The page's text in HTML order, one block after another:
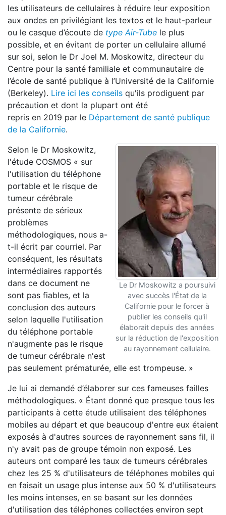
les utilisateurs de cellulaires à réduire leur exposition
aux ondes en privilégiant les textos et le haut-parleur
ou le casque d’écoute de type Air-Tube le plus
possible, et en évitant de porter un cellulaire allumé
sur soi, selon le Dr Joel M. Moskowitz, directeur du
Centre pour la santé familiale et communautaire de
l’école de santé publique à l’Université de la Californie
(Berkeley). Lire ici les conseils qu'ils prodiguent par
précaution et dont la plupart ont été
repris en 2019 par le Département de santé publique
de la Californie.
Le Dr Moskowitz a poursuivi
avec succès l'État de la
Californie pour le forcer à
publier les conseils qu'il
élaborait depuis des années
sur la réduction de l'exposition
au rayonnement cellulaire.
Selon le Dr Moskowitz,
l'étude COSMOS « sur
l'utilisation du téléphone
portable et le risque de
tumeur cérébrale
présente de sérieux
problèmes
méthodologiques, nous a-
t-il écrit par courriel. Par
conséquent, les résultats
intermédiaires rapportés
dans ce document ne
sont pas fiables, et la
conclusion des auteurs
selon laquelle l'utilisation
du téléphone portable
n'augmente pas le risque
de tumeur cérébrale n'est
pas seulement prématurée, elle est trompeuse. »
Je lui ai demandé d’élaborer sur ces fameuses failles
méthodologiques. « Étant donné que presque tous les
participants à cette étude utilisaient des téléphones
mobiles au départ et que beaucoup d'entre eux étaient
exposés à d'autres sources de rayonnement sans fil, il
n'y avait pas de groupe témoin non exposé. Les
auteurs ont comparé les taux de tumeurs cérébrales
chez les 25 % d'utilisateurs de téléphones mobiles qui
en faisait un usage plus intense aux 50 % d'utilisateurs
les moins intenses, en se basant sur les données
d'utilisation des téléphones collectées environ sept